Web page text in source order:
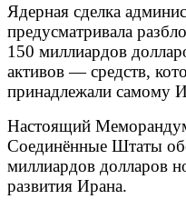
Ядерная сделка
предусматривала
150 миллиардов
активов — средств,
принадлежали самому
Настоящий
Соединённые Штаты
миллиардов долларов
развития Ирана.